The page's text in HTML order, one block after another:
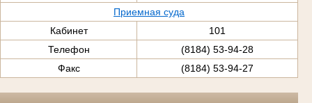
Приемная суда
Кабинет
101
Телефон
(8184) 53-94-28
Факс
(8184) 53-94-27